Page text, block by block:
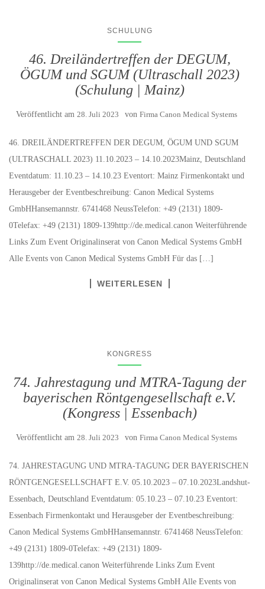
SCHULUNG
46. Dreiländertreffen der DEGUM,
ÖGUM und SGUM (Ultraschall 2023)
(Schulung | Mainz)
Veröffentlicht am 28. Juli 2023 von Firma Canon Medical Systems
46. DREILÄNDERTREFFEN DER DEGUM, ÖGUM UND SGUM
(ULTRASCHALL 2023) 11.10.2023 – 14.10.2023Mainz, Deutschland
Eventdatum: 11.10.23 – 14.10.23 Eventort: Mainz Firmenkontakt und
Herausgeber der Eventbeschreibung: Canon Medical Systems
GmbHHansemannstr. 6741468 NeussTelefon: +49 (2131) 1809-
0Telefax: +49 (2131) 1809-139http://de.medical.canon Weiterführende
Links Zum Event Originalinserat von Canon Medical Systems GmbH
Alle Events von Canon Medical Systems GmbH Für das […]
WEITERLESEN
KONGRESS
74. Jahrestagung und MTRA-Tagung der
bayerischen Röntgengesellschaft e.V.
(Kongress | Essenbach)
Veröffentlicht am 28. Juli 2023 von Firma Canon Medical Systems
74. JAHRESTAGUNG UND MTRA-TAGUNG DER BAYERISCHEN
RÖNTGENGESELLSCHAFT E.V. 05.10.2023 – 07.10.2023Landshut-
Essenbach, Deutschland Eventdatum: 05.10.23 – 07.10.23 Eventort:
Essenbach Firmenkontakt und Herausgeber der Eventbeschreibung:
Canon Medical Systems GmbHHansemannstr. 6741468 NeussTelefon:
+49 (2131) 1809-0Telefax: +49 (2131) 1809-
139http://de.medical.canon Weiterführende Links Zum Event
Originalinserat von Canon Medical Systems GmbH Alle Events von